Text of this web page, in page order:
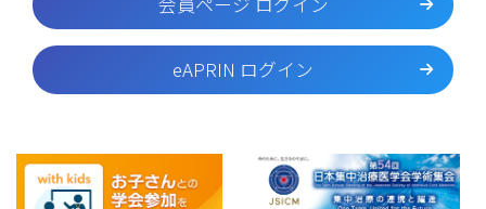
eAPRIN ログイン